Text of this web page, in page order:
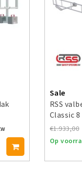
Sale
RSS
Classic
€1.933,00
Op